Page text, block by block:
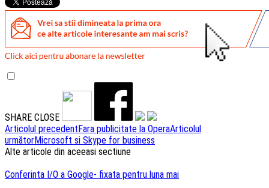
SHARE CLOSE
Navigare
articole
Articolul precedentFara publicitate la OperaArticolul
următorMicrosoft si Skype for business
Alte articole din aceeasi sectiune
Conferinta I/O a Google- fixata pentru luna mai